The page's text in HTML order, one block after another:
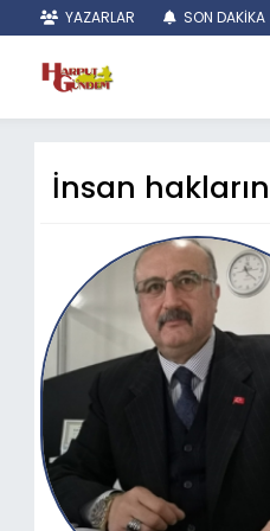
YAZARLAR SON DAKİKA
İnsan